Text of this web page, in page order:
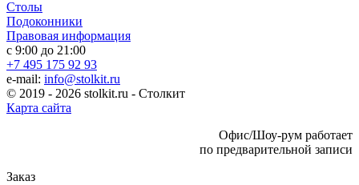
Столы
Подоконники
Правовая информация
с 9:00 до 21:00
+7 495 175 92 93
e-mail: info@stolkit.ru
© 2019 - 2026 stolkit.ru - Столкит
Карта сайта
Офис/Шоу-рум работает
по предварительной записи
Заказ